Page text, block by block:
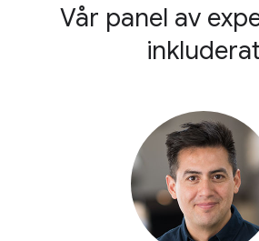
Vår panel av
inkluderat